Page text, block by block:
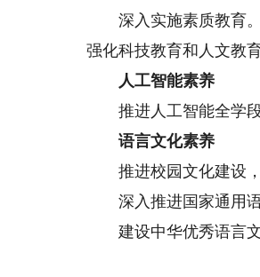
深入实施素质教育。
强化科技教育和人文教育
人工智能素养
推进人工智能全学段
语言文化素养
推进校园文化建设，
深入推进国家通用语
建设中华优秀语言文